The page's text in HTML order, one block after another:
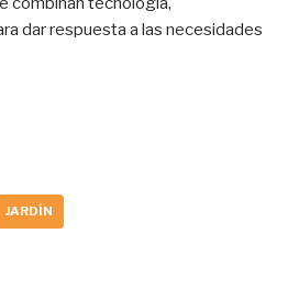
dar respuesta a las necesidades
JARDÍN